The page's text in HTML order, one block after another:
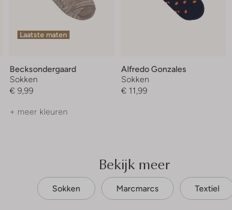
Laatste maten
Becksondergaard
Sokken
€ 9,99
+ meer kleuren
Alfredo Gonzales
Sokken
€ 11,99
Bekijk meer
Sokken Marcmarcs Textiel